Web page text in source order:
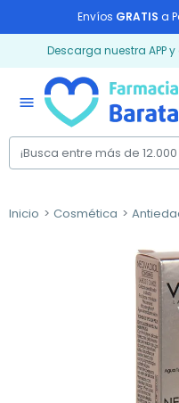
Envíos GRATIS a
Descarga nuestra APP
menu
Inicio Cosmética